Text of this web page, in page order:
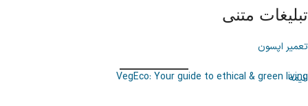
تبلیغات متنی
تعمیر اپسون
VegEco: Your guide to ethical & green living
انیمه